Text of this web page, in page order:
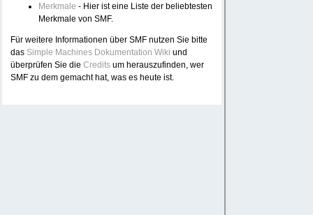
Merkmale - Hier ist eine Liste der beliebtesten
Merkmale von SMF.
Für weitere Informationen über SMF nutzen Sie bitte
das Simple Machines Dokumentation Wiki und
überprüfen Sie dieCredits um herauszufinden, wer
SMF zu dem gemacht hat, was es heute ist.